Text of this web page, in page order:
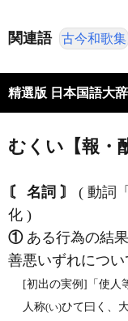
関連語 古今和歌集
精選版 日本国語大
むくい【報・
〘 名詞 〙 ( 動詞
化 )
①ある行為の結
善悪いずれについ
[初出の実例]「使人
人称(い)ひて曰く、